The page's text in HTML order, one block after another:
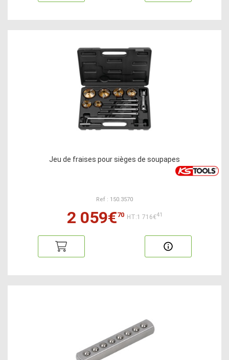
Jeu de fraises pour sièges de soupapes
Ref : 150.3570
2 059€70 HT:1 716€41